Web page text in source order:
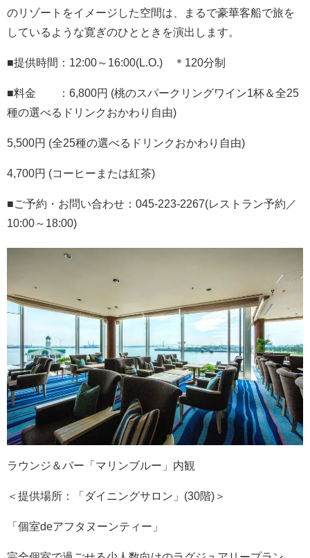
のリゾートをイメージした空間は、まるで豪華客船で旅を
しているような寛ぎのひとときを演出します。
■提供時間：12:00～16:00(L.O.) ＊120分制
■料金 ：6,800円 (桃のスパークリングワイン1杯＆全25
種の選べるドリンクおかわり自由)
5,500円 (全25種の選べるドリンクおかわり自由)
4,700円 (コーヒーまたは紅茶)
■ご予約・お問い合わせ：045-223-2267(レストラン予約／
10:00～18:00)
ラウンジ＆バー「マリンブルー」内観
＜提供場所：「ダイニングサロン」(30階)＞
「個室deアフタヌーンティー」